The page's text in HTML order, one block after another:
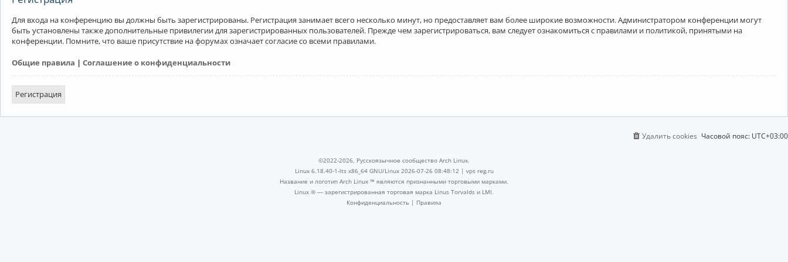
Для входа на конференцию вы должны быть зарегистрированы. Регистрация занимает всего несколько минут, но предоставляет вам более широкие возможности. Администратором конференции могут
быть установлены также дополнительные привилегии для зарегистрированных пользователей. Прежде чем зарегистрироваться, вам следует ознакомиться с правилами и политикой, принятыми на
конференции. Помните, что ваше присутствие на форумах означает согласие со всеми правилами.
Общие правила | Соглашение о конфиденциальности
Регистрация
Часовой пояс: UTC+03:00
Удалить cookies
©2022-2026, Русскоязычное сообщество Arch Linux.
Linux 6.18.40-1-lts x86_64 GNU/Linux 2026-07-26 08:48:12 | vps reg.ru
Название и логотип Arch Linux ™ являются признанными торговыми марками.
Linux ® — зарегистрированная торговая марка Linus Torvalds и LMI.
Конфиденциальность | Правила